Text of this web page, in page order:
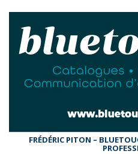
FRÉDÉRIC PITON –